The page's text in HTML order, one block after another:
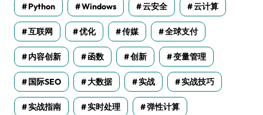
Python Windows 云安全 云计算
互联网 优化 传媒 全球支付
内容创新 函数 创新 变量管理
国际SEO 大数据 实战 实战技巧
实战指南 实时处理 弹性计算